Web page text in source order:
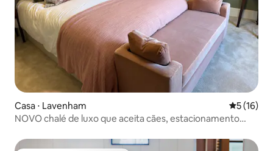
Casa ⋅ Lavenham 5 de uma
5 (16)
NOVO chalé de luxo que aceita cães, estacionamento